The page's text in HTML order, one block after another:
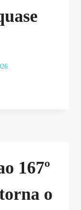
167º
o